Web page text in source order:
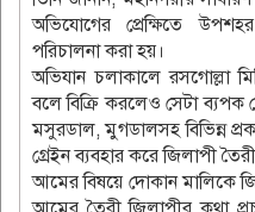
অভিযোগের প্রেক্ষিতে
পরিচালনা করা হয়।
অভিযান চলাকালে রসগোল্লা
বলে বিক্রি করলেও সেটা ব্যপক
মসুরডাল, মুগডালসহ বিভিন্ন
গ্রেইন ব্যবহার করে জিলাপী
আমের বিষয়ে দোকান মালিকে